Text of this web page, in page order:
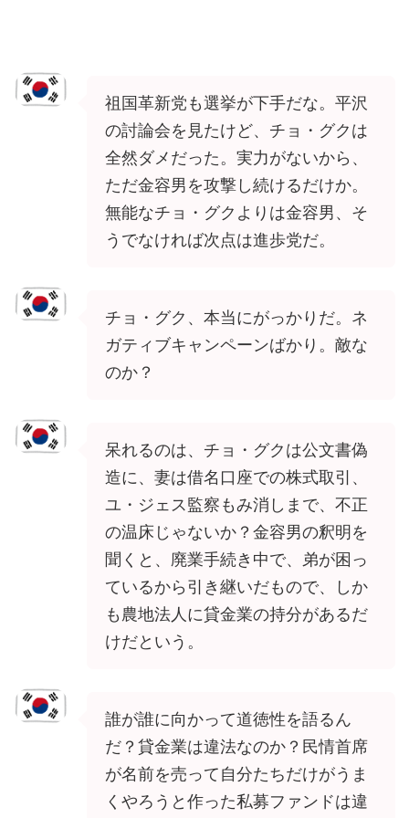
祖国革新党も選挙が下手だな。平沢
の討論会を見たけど、チョ・グクは
全然ダメだった。実力がないから、
ただ金容男を攻撃し続けるだけか。
無能なチョ・グクよりは金容男、そ
うでなければ次点は進歩党だ。
チョ・グク、本当にがっかりだ。ネ
ガティブキャンペーンばかり。敵な
のか？
呆れるのは、チョ・グクは公文書偽
造に、妻は借名口座での株式取引、
ユ・ジェス監察もみ消しまで、不正
の温床じゃないか？金容男の釈明を
聞くと、廃業手続き中で、弟が困っ
ているから引き継いだもので、しか
も農地法人に貸金業の持分があるだ
けだという。
誰が誰に向かって道徳性を語るん
だ？貸金業は違法なのか？民情首席
が名前を売って自分たちだけがうま
くやろうと作った私募ファンドは違